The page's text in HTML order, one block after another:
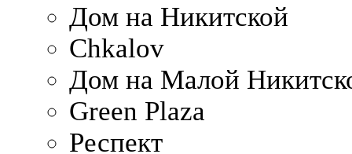
Дом на Никитской
Chkalov
Дом на Малой
Green Plaza
Респект